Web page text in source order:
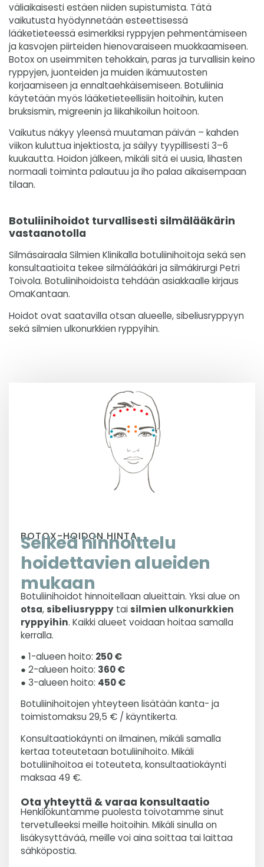
väliaikaisesti estäen niiden supistumista. Tätä
vaikutusta hyödynnetään esteettisessä
lääketieteessä esimerkiksi ryppyjen pehmentämiseen
ja kasvojen piirteiden hienovaraiseen muokkaamiseen.
Botox on useimmiten tehokkain, paras ja turvallisin keino
ryppyjen, juonteiden ja muiden ikämuutosten
korjaamiseen ja ennaltaehkäisemiseen. Botuliinia
käytetään myös lääketieteellisiin hoitoihin, kuten
bruksismin, migreenin ja liikahikoilun hoitoon.
Vaikutus näkyy yleensä muutaman päivän – kahden
viikon kuluttua injektiosta, ja säilyy tyypillisesti 3–6
kuukautta. Hoidon jälkeen, mikäli sitä ei uusia, lihasten
normaali toiminta palautuu ja iho palaa aikaisempaan
tilaan.
Botuliinihoidot turvallisesti silmälääkärin
vastaanotolla
Silmäsairaala Silmien Klinikalla botuliinihoitoja sekä sen
konsultaatioita tekee silmälääkäri ja silmäkirurgi Petri
Toivola. Botuliinihoidoista tehdään asiakkaalle kirjaus
OmaKantaan.
Hoidot ovat saatavilla otsan alueelle, sibeliusryppyyn
sekä silmien ulkonurkkien ryppyihin.
BOTOX-HOIDON HINTA
Selkeä hinnoittelu
hoidettavien alueiden
mukaan
Botuliinihoidot hinnoitellaan alueittain. Yksi alue on
otsa,sibeliusryppy tai silmien ulkonurkkien
ryppyihin. Kaikki alueet voidaan hoitaa samalla
kerralla.
● 1-alueen hoito: 250 €
● 2-alueen hoito: 360 €
● 3-alueen hoito: 450 €
Botuliinihoitojen yhteyteen lisätään kanta- ja
toimistomaksu 29,5 € / käyntikerta.
Konsultaatiokäynti on ilmainen, mikäli samalla
kertaa toteutetaan botuliinihoito. Mikäli
botuliinihoitoa ei toteuteta, konsultaatiokäynti
maksaa 49 €.
Ota yhteyttä & varaa konsultaatio
Henkilökuntamme puolesta toivotamme sinut
tervetulleeksi meille hoitoihin. Mikäli sinulla on
lisäkysyttävää, meille voi aina soittaa tai laittaa
sähköpostia.